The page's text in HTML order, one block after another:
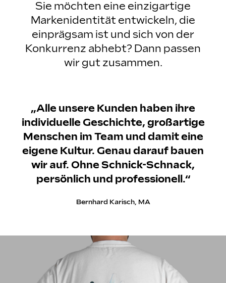
Sie möchten eine einzigartige
Markenidentität entwickeln, die
einprägsam ist und sich von der
Konkurrenz abhebt? Dann passen
wir gut zusammen.
„Alle unsere Kunden haben ihre
individuelle Geschichte, großartige
Menschen im Team und damit eine
eigene Kultur. Genau darauf bauen
wir auf. Ohne Schnick-Schnack,
persönlich und professionell.“
Bernhard Karisch, MA